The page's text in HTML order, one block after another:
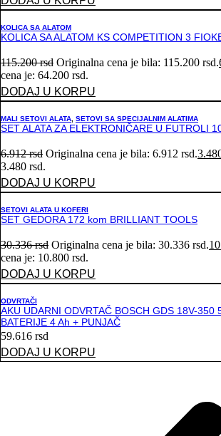
KOLICA SA ALATOM
KOLICA SA ALATOM KS COMPETITION 3
115.200rsd Originalna cena je bila: 115.200 rsd.
cena je: 64.200 rsd.
DODAJ U KORPU
MALI SETOVI ALATA SETOVI SA SPECIJALNIM ALATIMA
SET ALATA ZA ELEKTRONIČARE U FUTROLI
6.912rsd Originalna cena je bila: 6.912 rsd.
3.480 rsd.
DODAJ U KORPU
SETOVI ALATA U KOFERI
SET GEDORA 172 kom BRILLIANT TOOLS
30.336rsd Originalna cena je bila: 30.336 rsd.
cena je: 10.800 rsd.
DODAJ U KORPU
ODVRTAČI
AKU UDARNI ODVRTAČ BOSCH GDS 18V-350
BATERIJE 4 Ah + PUNJAČ
59.616 rsd
DODAJ U KORPU